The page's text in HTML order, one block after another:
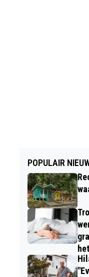
POPULAIR